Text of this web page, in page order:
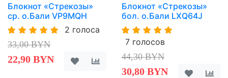
Блокнот «Стрекозы»
ср. о.Бали VP9MQH
2 голоса
33,00 BYN
22,90 BYN
Блокнот «Стрекозы»
бол. о.Бали LXQ64J
7 голосов
44,30 BYN
30,80 BYN